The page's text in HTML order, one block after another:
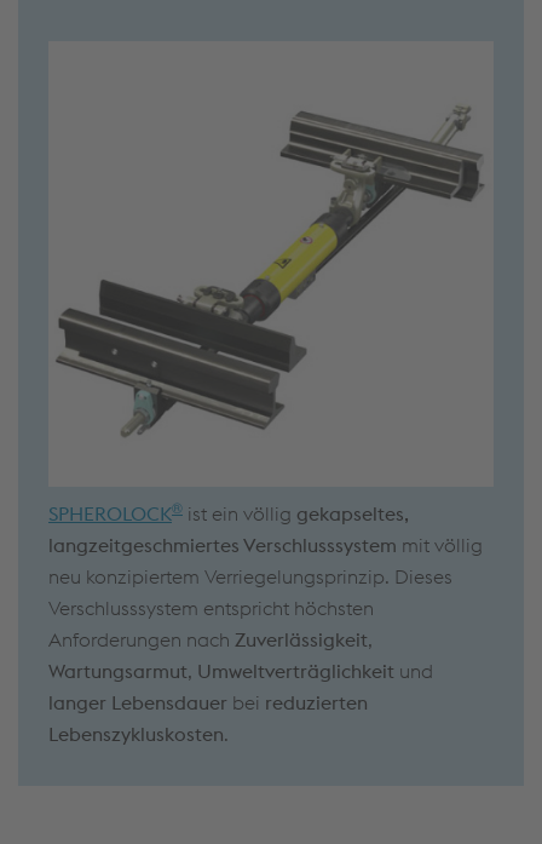
SPHEROLOCK® ist ein völlig gekapseltes,
langzeitgeschmiertes Verschlusssystem mit völlig
neu konzipiertem Verriegelungsprinzip. Dieses
Verschlusssystem entspricht höchsten
Anforderungen nach Zuverlässigkeit,
Wartungsarmut, Umweltverträglichkeit und
langer Lebensdauer bei reduzierten
Lebenszykluskosten.